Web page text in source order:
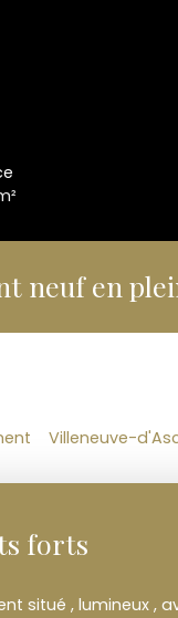
neuf en
Villeneuve-
forts
situé , lumineux ,